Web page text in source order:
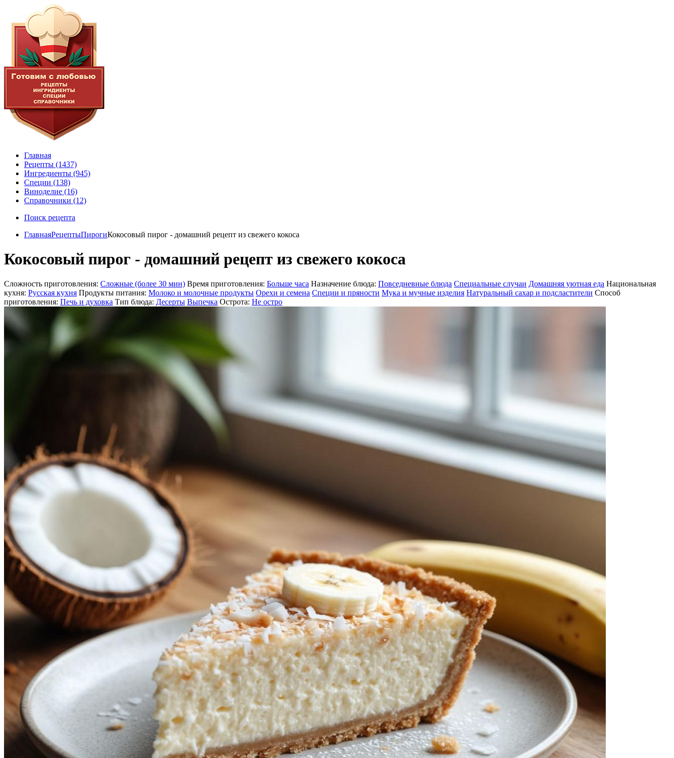
Главная
Рецепты (1437)
Ингредиенты (945)
Специи (138)
Виноделие (16)
Справочники (12)
Поиск рецепта
ГлавнаяРецептыПирогиКокосовый пирог - домашний рецепт из свежего кокоса
Кокосовый пирог - домашний рецепт из свежего кокоса
Сложность приготовления: Сложные (более 30 мин) Время приготовления: Больше часа Назначение блюда: Повседневные блюда Специальные случаи Домашняя уютная еда Национальная
кухня: Русская кухня Продукты питания: Молоко и молочные продукты Орехи и семена Специи и пряности Мука и мучные изделия Натуральный сахар и подсластители Способ
приготовления: Печь и духовка Тип блюда: Десерты Выпечка Острота: Не остро